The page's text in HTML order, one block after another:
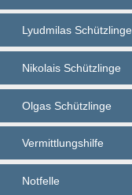
Lyudmilas Schützlinge
Nikolais Schützlinge
Olgas Schützlinge
Vermittlungshilfe
Notfelle